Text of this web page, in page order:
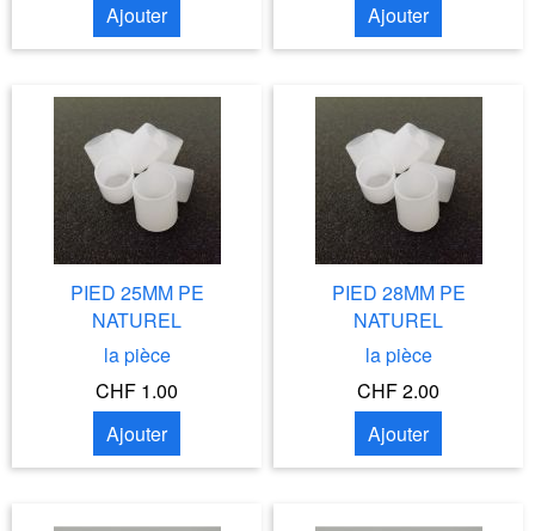
Ajouter
Ajouter
PIED 25MM PE
NATUREL
la pièce
CHF 1.00
Ajouter
PIED 28MM PE
NATUREL
la pièce
CHF 2.00
Ajouter